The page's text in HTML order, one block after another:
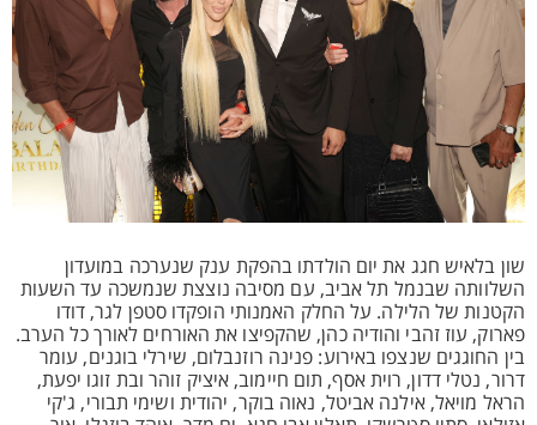
שון בלאיש חגג את יום הולדתו בהפקת ענק שנערכה במועדון
השלוותה שבנמל תל אביב, עם מסיבה נוצצת שנמשכה עד השעות
הקטנות של הלילה. על החלק האמנותי הופקדו סטפן לגר, דודו
פארוק, עוז זהבי והודיה כהן, שהקפיצו את האורחים לאורך כל הערב.
בין החוגגים שנצפו באירוע: פנינה רוזנבלום, שירלי בוגנים, עומר
דרור, נטלי דדון, רוית אסף, תום חיימוב, איציק זוהר ובת זוגו יפעת,
הראל מויאל, אילנה אביטל, נאוה בוקר, יהודית ושימי תבורי, ג'קי